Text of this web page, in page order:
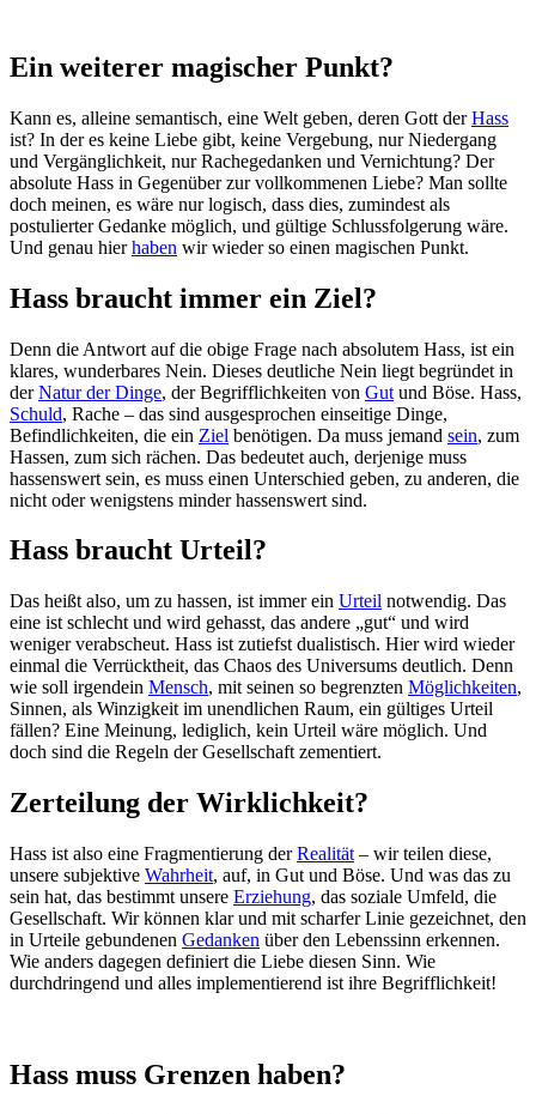
Ein weiterer magischer Punkt?
Kann es, alleine semantisch, eine Welt geben, deren Gott derHass
ist? In der es keine Liebe gibt, keine Vergebung, nur Niedergang
und Vergänglichkeit, nur Rachegedanken und Vernichtung? Der
absolute Hass in Gegenüber zur vollkommenen Liebe? Man sollte
doch meinen, es wäre nur logisch, dass dies, zumindest als
postulierter Gedanke möglich, und gültige Schlussfolgerung wäre.
Und genau hierhaben wir wieder so einen magischen Punkt.
Hass braucht immer ein Ziel?
Denn die Antwort auf die obige Frage nach absolutem Hass, ist ein
klares, wunderbares Nein. Dieses deutliche Nein liegt begründet in
derNatur der Dinge, der Begrifflichkeiten von Gut und Böse. Hass,
Schuld, Rache – das sind ausgesprochen einseitige Dinge,
Befindlichkeiten, die ein Ziel benötigen. Da muss jemand sein, zum
Hassen, zum sich rächen. Das bedeutet auch, derjenige muss
hassenswert sein, es muss einen Unterschied geben, zu anderen, die
nicht oder wenigstens minder hassenswert sind.
Hass braucht Urteil?
Das heißt also, um zu hassen, ist immer ein Urteil notwendig. Das
eine ist schlecht und wird gehasst, das andere „gut“ und wird
weniger verabscheut. Hass ist zutiefst dualistisch. Hier wird wieder
einmal die Verrücktheit, das Chaos des Universums deutlich. Denn
wie soll irgendein Mensch, mit seinen so begrenzten Möglichkeiten,
Sinnen, als Winzigkeit im unendlichen Raum, ein gültiges Urteil
fällen? Eine Meinung, lediglich, kein Urteil wäre möglich. Und
doch sind die Regeln der Gesellschaft zementiert.
Zerteilung der Wirklichkeit?
Hass ist also eine Fragmentierung derRealität – wir teilen diese,
unsere subjektive Wahrheit, auf, in Gut und Böse. Und was das zu
sein hat, das bestimmt unsere Erziehung, das soziale Umfeld, die
Gesellschaft. Wir können klar und mit scharfer Linie gezeichnet, den
in Urteile gebundenen Gedanken über den Lebenssinn erkennen.
Wie anders dagegen definiert die Liebe diesen Sinn. Wie
durchdringend und alles implementierend ist ihre Begrifflichkeit!
Hass muss Grenzen haben?